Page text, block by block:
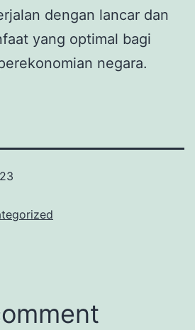
dengan lancar dan
yang optimal bagi
negara.